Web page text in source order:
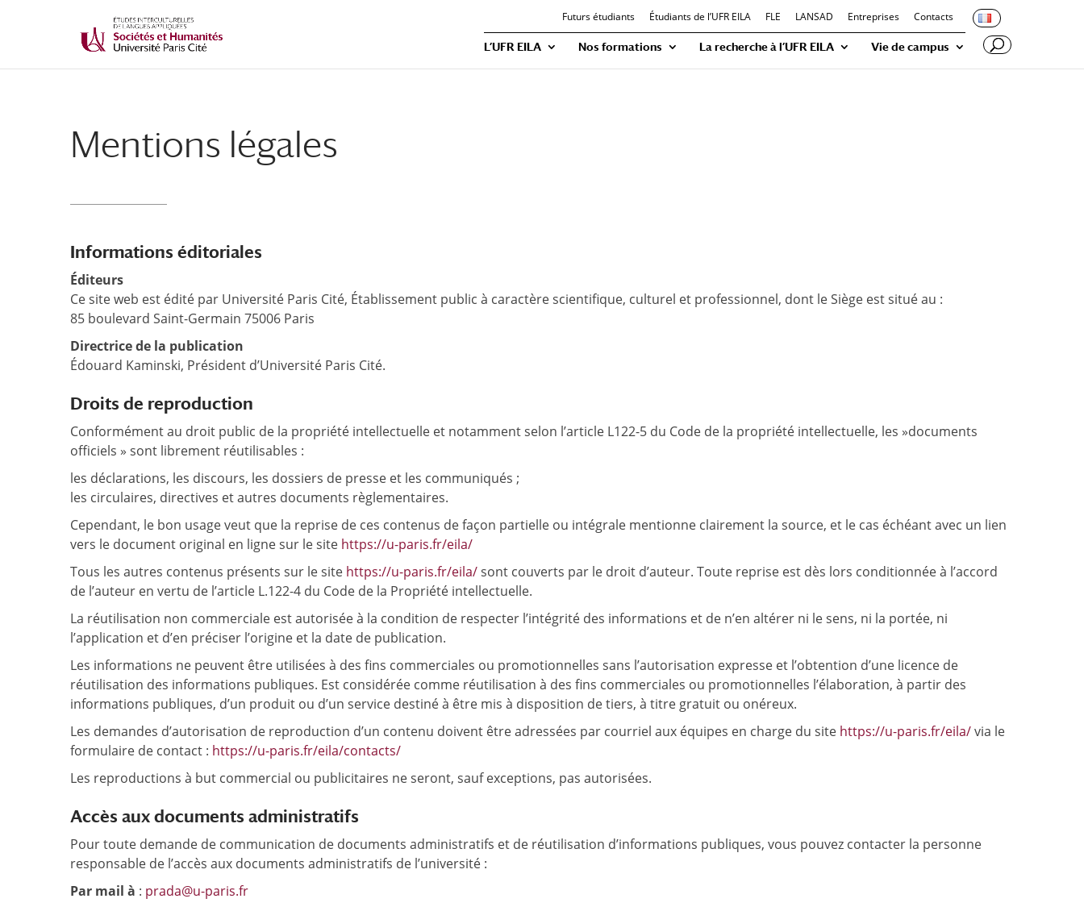
Futurs étudiants Étudiants de l’UFR EILA FLE LANSAD Entreprises Contacts
L’UFR EILA Nos formations La recherche à l’UFR EILA Vie de campus
Mentions légales
Informations éditoriales
Éditeurs
Ce site web est édité par Université Paris Cité, Établissement public à caractère scientifique, culturel et professionnel, dont le Siège est situé au :
85 boulevard Saint-Germain 75006 Paris
Directrice de la publication
Édouard Kaminski, Président d’Université Paris Cité.
Droits de reproduction
Conformément au droit public de la propriété intellectuelle et notamment selon l’article L122-5 du Code de la propriété intellectuelle, les »documents
officiels » sont librement réutilisables :
les déclarations, les discours, les dossiers de presse et les communiqués ;
les circulaires, directives et autres documents règlementaires.
Cependant, le bon usage veut que la reprise de ces contenus de façon partielle ou intégrale mentionne clairement la source, et le cas échéant avec un lien
vers le document original en ligne sur le site https://u-paris.fr/eila/
Tous les autres contenus présents sur le site https://u-paris.fr/eila/sont couverts par le droit d’auteur. Toute reprise est dès lors conditionnée à l’accord
de l’auteur en vertu de l’article L.122-4 du Code de la Propriété intellectuelle.
La réutilisation non commerciale est autorisée à la condition de respecter l’intégrité des informations et de n’en altérer ni le sens, ni la portée, ni
l’application et d’en préciser l’origine et la date de publication.
Les informations ne peuvent être utilisées à des fins commerciales ou promotionnelles sans l’autorisation expresse et l’obtention d’une licence de
réutilisation des informations publiques. Est considérée comme réutilisation à des fins commerciales ou promotionnelles l’élaboration, à partir des
informations publiques, d’un produit ou d’un service destiné à être mis à disposition de tiers, à titre gratuit ou onéreux.
Les demandes d’autorisation de reproduction d’un contenu doivent être adressées par courriel aux équipes en charge du site https://u-paris.fr/eila/via le
formulaire de contact : https://u-paris.fr/eila/contacts/
Les reproductions à but commercial ou publicitaires ne seront, sauf exceptions, pas autorisées.
Accès aux documents administratifs
Pour toute demande de communication de documents administratifs et de réutilisation d’informations publiques, vous pouvez contacter la personne
responsable de l’accès aux documents administratifs de l’université :
Par mail à : prada@u-paris.fr